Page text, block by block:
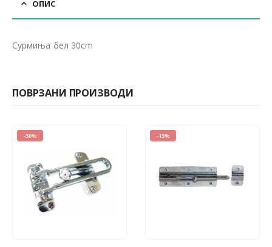
ОПИС
Сурмиња бел 30cm
ПОВРЗАНИ ПРОИЗВОДИ
-30% -13%